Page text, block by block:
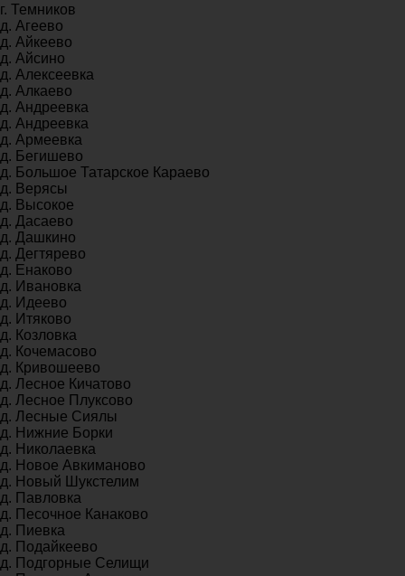
г. Темников
д. Агеево
д. Айкеево
д. Айсино
д. Алексеевка
д. Алкаево
д. Андреевка
д. Андреевка
д. Армеевка
д. Бегишево
д. Большое Татарское Караево
д. Верясы
д. Высокое
д. Дасаево
д. Дашкино
д. Дегтярево
д. Енаково
д. Ивановка
д. Идеево
д. Итяково
д. Козловка
д. Кочемасово
д. Кривошеево
д. Лесное Кичатово
д. Лесное Плуксово
д. Лесные Сиялы
д. Нижние Борки
д. Николаевка
д. Новое Авкиманово
д. Новый Шукстелим
д. Павловка
д. Песочное Канаково
д. Пиевка
д. Подайкеево
д. Подгорные Селищи